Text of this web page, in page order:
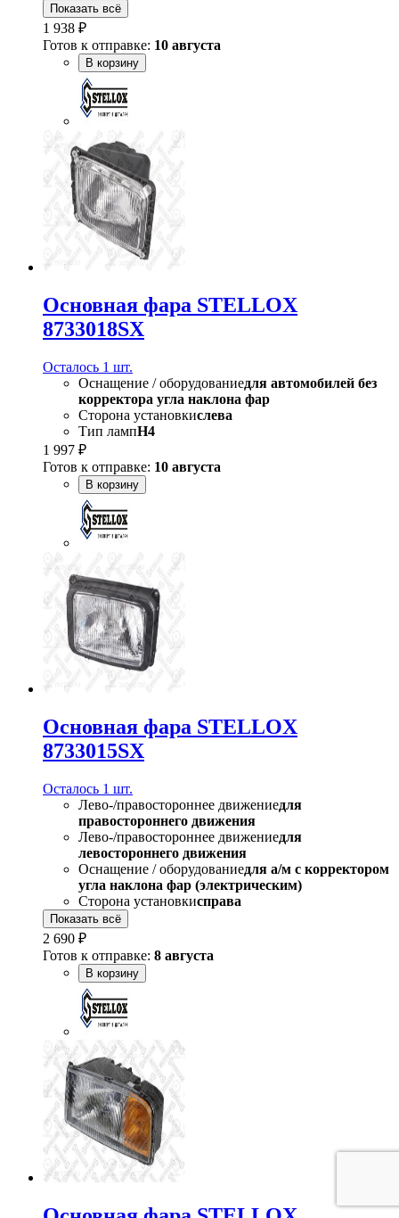
Показать всё
1 938 ₽
Готов к отправке: 10 августа
В корзину
Основная фара STELLOX
8733018SX
Осталось 1 шт.
Оснащение / оборудованиедля автомобилей без
корректора угла наклона фар
Сторона установкислева
Тип лампH4
1 997 ₽
Готов к отправке: 10 августа
В корзину
Основная фара STELLOX
8733015SX
Осталось 1 шт.
Лево-/правостороннее движениедля
правостороннего движения
Лево-/правостороннее движениедля
левостороннего движения
Оснащение / оборудованиедля а/м с корректором
угла наклона фар (электрическим)
Сторона установкисправа
Показать всё
2 690 ₽
Готов к отправке: 8 августа
В корзину